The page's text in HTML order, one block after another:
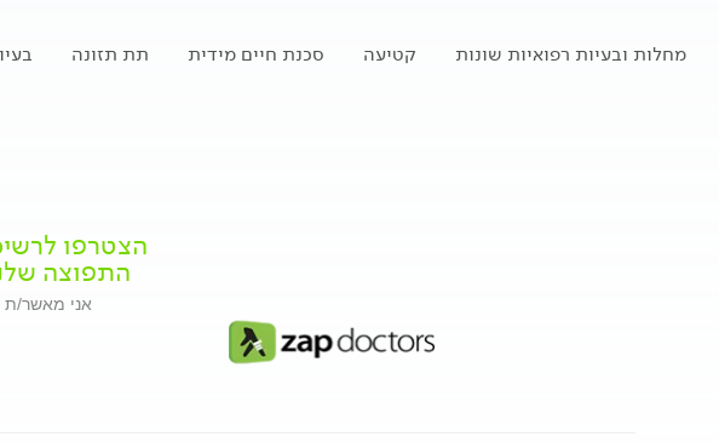
מחלות ובעיות רפואיות שונות קטיעה סכנת חיים מידית תת תזונה
הצטרפו
התפוצה
אני מאשר/